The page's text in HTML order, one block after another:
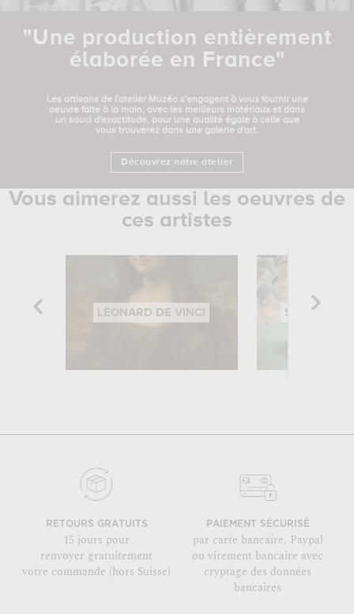
"Une production entièrement
élaborée en France"
Les artisans de l'atelier Muzéo s'engagent à vous fournir une
oeuvre faite à la main, avec les meilleurs matériaux et dans
un souci d'exactitude, pour une qualité égale à celle que
vous trouverez dans une galerie d'art.
Découvrez notre atelier
Vous aimerez aussi les oeuvres de
ces artistes
LÉONARD DE VINCI SANDRO
RETOURS GRATUITS
15 jours pour
renvoyer gratuitement
votre commande (hors Suisse)
PAIEMENT SÉCURISÉ
par carte bancaire, Paypal
ou virement bancaire avec
cryptage des données
bancaires